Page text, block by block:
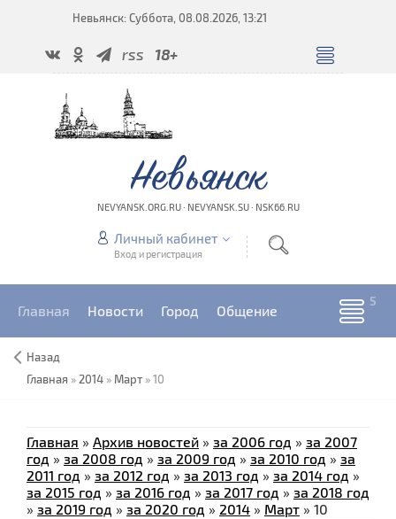
Невьянск: Суббота, 08.08.2026, 13:21
rss 18+
Невьянск
NEVYANSK.ORG.RU · NEVYANSK.SU · NSK66.RU
Личный кабинет
Вход и регистрация
Главная Новости Город Общение
Назад
Главная » 2014 » Март »10
Главная » Архив новостей » за 2006 год » за 2007
год » за 2008 год » за 2009 год » за 2010 год » за
2011 год » за 2012 год » за 2013 год » за 2014 год »
за 2015 год » за 2016 год » за 2017 год » за 2018 год
» за 2019 год » за 2020 год » 2014 » Март » 10